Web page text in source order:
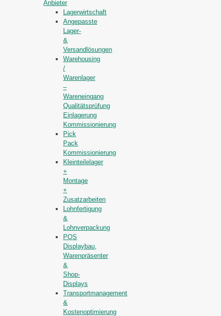
Anbieter
Lagerwirtschaft
Angepasste
Lager-
&
Versandlösungen
Warehousing
/
Warenlager
–
Wareneingang
Qualitätsprüfung
Einlagerung
Kommissionierung
Pick
Pack
Kommissionierung
Kleinteilelager
+
Montage
+
Zusatzarbeiten
Lohnfertigung
&
Lohnverpackung
POS
Displaybau,
Warenpräsenter
&
Shop-
Displays
Transportmanagement
&
Kostenoptimierung